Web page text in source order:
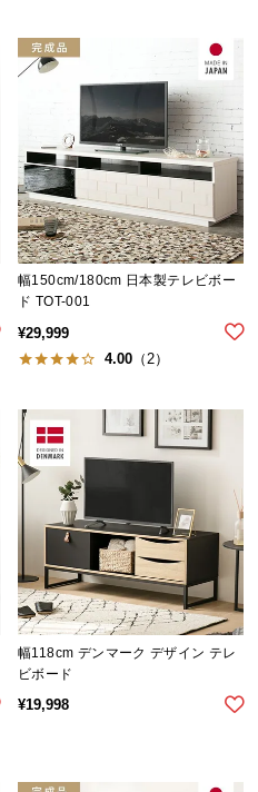
幅150cm/180cm 日本製テレビボー
ド TOT-001
¥29,999
4.00 （2）
幅118cm デンマーク デザイン テレ
ビボード
¥19,998